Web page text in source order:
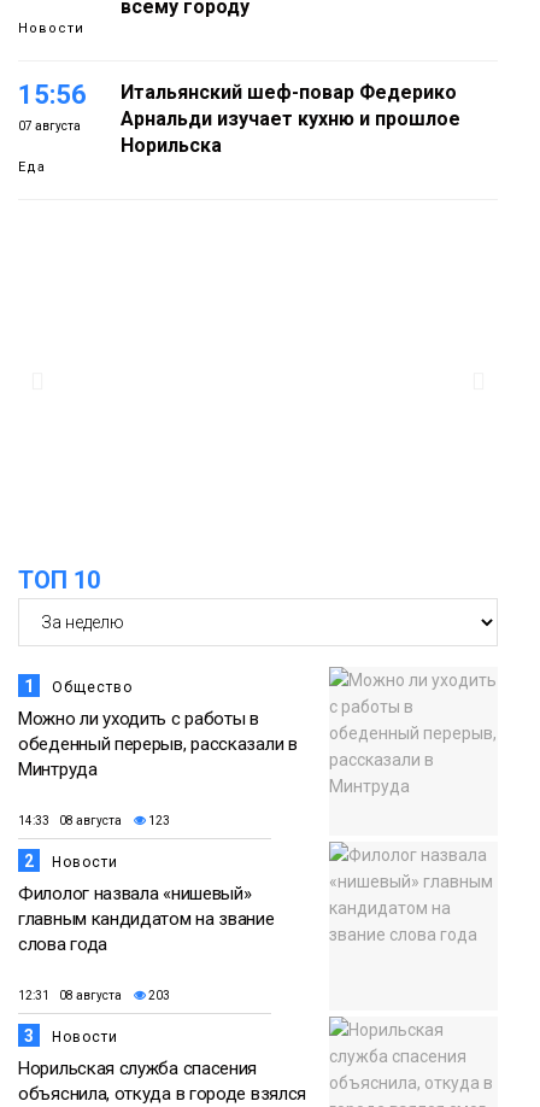
Новости
всему городу
15:56
07 августа
Еда
Итальянский шеф-повар Федерико
Арнальди изучает кухню и прошлое
Норильска
Новости
ТОП 10
1 Общество
Можно ли уходить с работы в
обеденный перерыв, рассказали в
Минтруда
14:33 08 августа 123
2 Новости
Филолог назвала «нишевый»
главным кандидатом на звание
слова года
12:31 08 августа 203
3 Новости
Норильская служба спасения
объяснила, откуда в городе взялся